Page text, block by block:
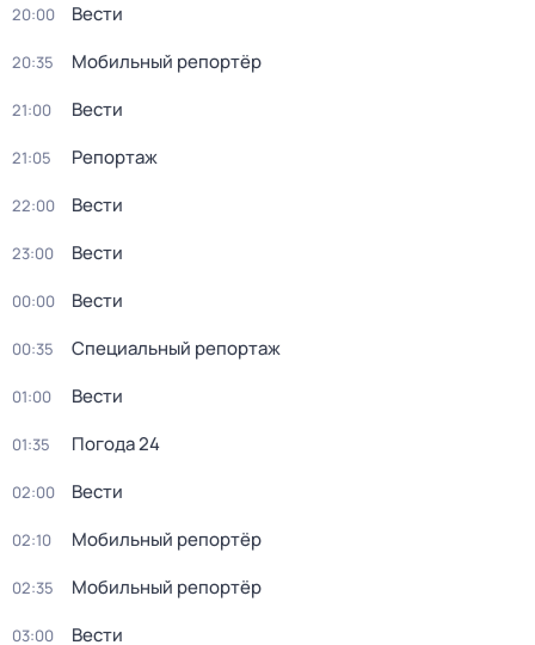
20:00 Вести
20:35 Мобильный репортёр
21:00 Вести
21:05 Репортаж
22:00 Вести
23:00 Вести
00:00 Вести
00:35 Специальный репортаж
01:00 Вести
01:35 Погода 24
02:00 Вести
02:10 Мобильный репортёр
02:35 Мобильный репортёр
03:00 Вести